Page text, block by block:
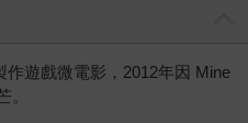
作遊戲微電影，2012年因 Mine
。